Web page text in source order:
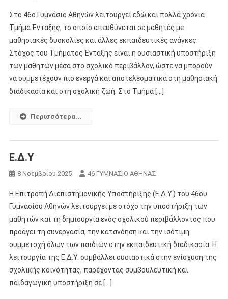
Στο 46ο Γυμνάσιο Αθηνών λειτουργεί εδώ και πολλά χρόνια
Τμήμα Ένταξης, το οποίο απευθύνεται σε μαθητές με
μαθησιακές δυσκολίες και άλλες εκπαιδευτικές ανάγκες.
Στόχος του Τμήματος Ένταξης είναι η ουσιαστική υποστήριξη
των μαθητών μέσα στο σχολικό περιβάλλον, ώστε να μπορούν
να συμμετέχουν πιο ενεργά και αποτελεσματικά στη μαθησιακή
διαδικασία και στη σχολική ζωή. Στο Τμήμα […]
Περισσότερα...
Ε.Δ.Υ
8 Νοεμβρίου 2025 46 ΓΥΜΝΑΣΙΟ ΑΘΗΝΑΣ
Η Επιτροπή Διεπιστημονικής Υποστήριξης (Ε.Δ.Υ.) του 46ου
Γυμνασίου Αθηνών λειτουργεί με στόχο την υποστήριξη των
μαθητών και τη δημιουργία ενός σχολικού περιβάλλοντος που
προάγει τη συνεργασία, την κατανόηση και την ισότιμη
συμμετοχή όλων των παιδιών στην εκπαιδευτική διαδικασία. Η
λειτουργία της Ε.Δ.Υ. συμβάλλει ουσιαστικά στην ενίσχυση της
σχολικής κοινότητας, παρέχοντας συμβουλευτική και
παιδαγωγική υποστήριξη σε […]